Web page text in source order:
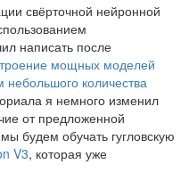
свёрточной нейронной
написать после
мощных моделей
количества
я немного изменил
от предложенной
будем обучать гугловскую
V3, которая уже